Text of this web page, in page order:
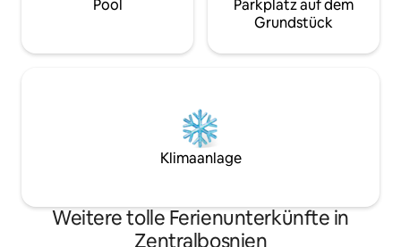
Pool
Parkplatz auf dem
Grundstück
Klimaanlage
Weitere tolle Ferienunterkünfte in
Zentralbosnien